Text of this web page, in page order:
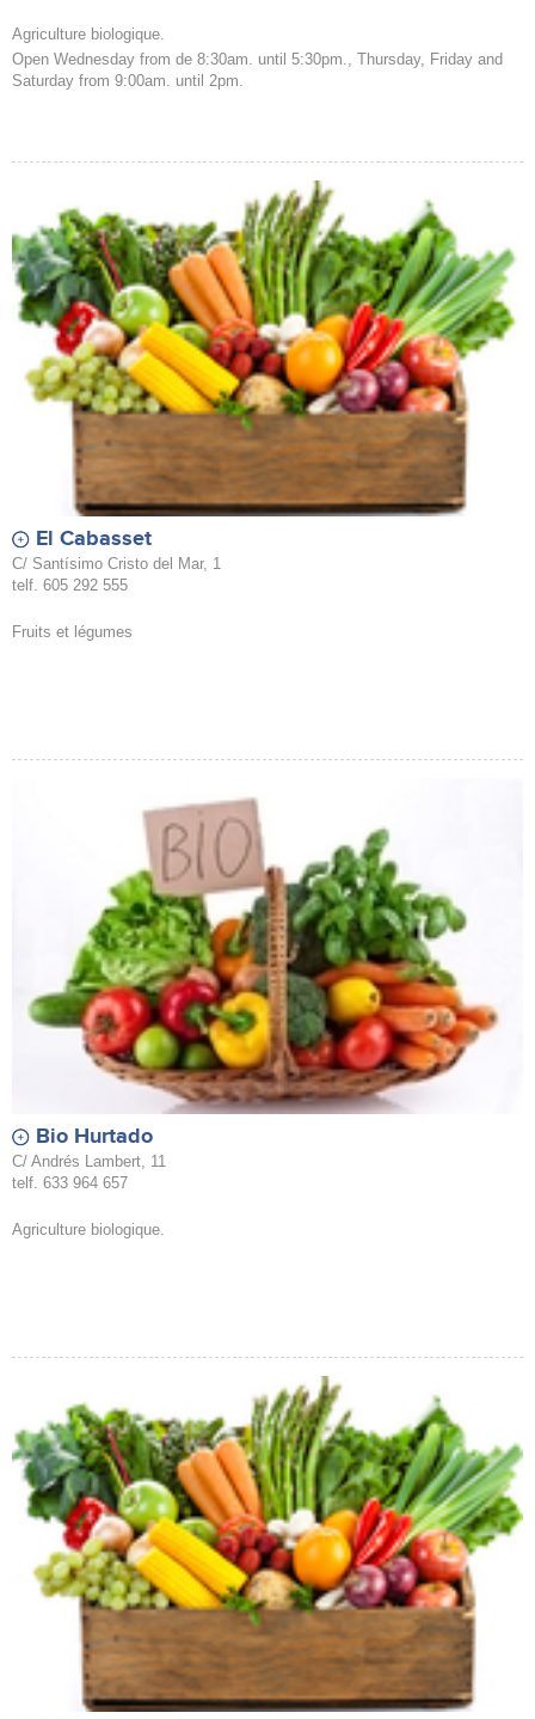
Agriculture biologique.
Open Wednesday from de 8:30am. until 5:30pm., Thursday, Friday and
Saturday from 9:00am. until 2pm.
El Cabasset
C/ Santísimo Cristo del Mar, 1
telf. 605 292 555
Fruits et légumes
Bio Hurtado
C/ Andrés Lambert, 11
telf. 633 964 657
Agriculture biologique.